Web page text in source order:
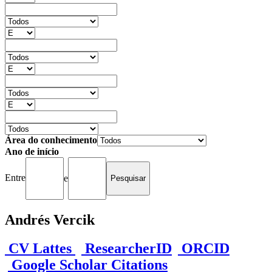
Área do conhecimento
Ano de início
Entre e
Andrés Vercik
CV Lattes
ResearcherID
ORCID
Google Scholar Citations